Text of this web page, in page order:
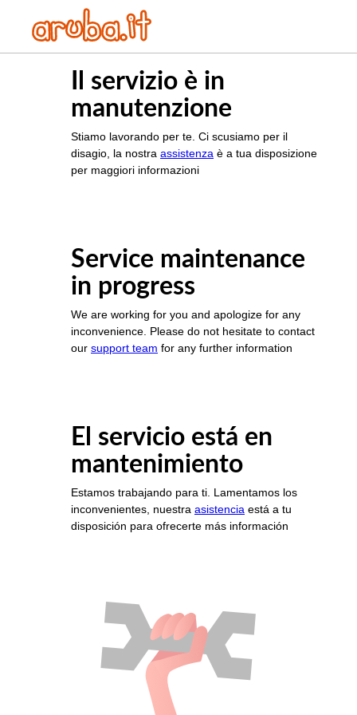
Il servizio è in
manutenzione
Stiamo lavorando per te. Ci scusiamo per il
disagio, la nostra assistenza è a tua disposizione
per maggiori informazioni
Service maintenance
in progress
We are working for you and apologize for any
inconvenience. Please do not hesitate to contact
our support team for any further information
El servicio está en
mantenimiento
Estamos trabajando para ti. Lamentamos los
inconvenientes, nuestra asistencia está a tu
disposición para ofrecerte más información